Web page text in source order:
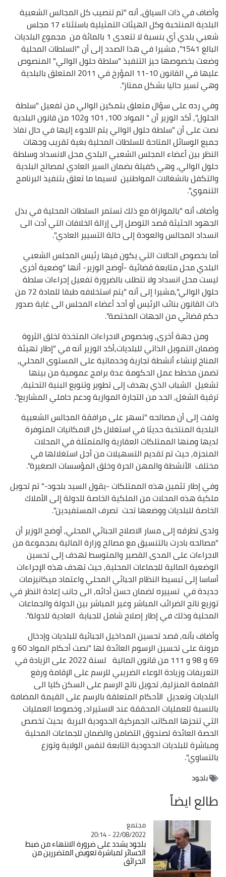
وأضاف في ذات السياق, أنه "تم تنصيب كل المجالس الشعبية
البلدية المنتخبة وكل الهيئات التمثيلية باستثناء 17 مجلس
شعبي بلدي أي بنسبة لا تتعدى 1 بالمائة من مجموع البلديات
البالغ 1541", مشيرا في هذا الصدد إلى أن "السلطات المحلية
وضعت بخصوصها حيز التنفيذ "سلطة حلول الوالي" المنصوص
عليها في القانون 10-11 المؤرخ في 2011 المتعلق بالبلدية
وهي تسير حاليا بشكل ممتاز".
وفي رده على سؤال متعلق بتمكين الوالي من تفعيل "سلطة
الحلول", أكد الوزير أن " المواد 100, 101 و102 من قانون البلدية
نصت على أن "سلطة حلول الوالي يتم اللجوء إليها في حال نفاذ
جميع الوسائل المتاحة للسلطات المحلية بغية تقريب وجهات
النظر بين أعضاء المجلس الشعبي البلدي محل الانسداد وسلطة
حلول الوالي, وهي كفيلة بضمان السير العادي لمصالح البلدية
والتكفل بانشغالات المواطنين لاسيما ما تعلق بتنفيذ البرنامج
التنموي".
وأضاف أنه "بالموازاة مع ذلك تستمر السلطات المحلية في بذل
الجهود الحثيثة قصد التوصل إلى إزالة الخلافات التي أدت الى
انسداد المجالس والعودة إلى حالة التسيير العادي".
أما بخصوص الحالات التي يكون فيها رئيس المجلس الشعبي
البلدي محل متابعة قضائية -أوضح الوزير- أنها "وضعية أخرى
ليست محل انسداد ولا تتطلب بالضرورة تفعيل إجراءات سلطة
حلول الوالي",مشيرا إلى أنه "يتم استخلافه طبقا للمادة 72 من
ذات القانون بنائب الرئيس أو أحد أعضاء المجلس الى غاية صدور
حكم قضائي من الجهات المختصة".
ومن جهة أخرى, وبخصوص الاجراءات المتخذة لخلق الثروة
وضمان التمويل الذاتي للبلديات,أكد الوزير أنه في "إطار تهيئة
المناخ لإنشاء أنشطة تجارية وخدماتية على المستوى المحلي,
تضمن مخطط عمل الحكومة عدة برامج عمومية من بينها
تشغيل الشباب الذي يهدف إلى تطوير وتنويع البنية التحتية,
ترقية الشغل, الحد من التجارة الموازية ودعم حاملي المشاريع".
ولفت إلى أن مصالحه "تسهر على مرافقة المجالس الشعبية
البلدية المنتخبة حديثا في استغلال كل الامكانيات المتوفرة
لديها ومنها الممتلكات العقارية والمتمثلة في المحلات
المنجزة, حيث تم تقديم التسهيلات من أجل استغلالها في
مختلف الأنشطة والمهن الحرة وخلق المؤسسات الصغيرة".
وفي إطار تثمين هذه الممتلكات -يقول السيد بلجود-" تم تحويل
ملكية هذه المحلات من الملكية الخاصة للدولة إلى الأملاك
الخاصة للبلديات ووضعها تحت تصرف المستفيدين".
ولدى تطرقه إلى مسار الاصلاح الجبائي المحلي, أوضح الوزير أن
"مصالحه بادرت بالتنسيق مع مصالح وزارة المالية بمجموعة من
الاجراءات على المدى القصير والمتوسط تهدف إلى تحسين
الوضعية المالية للجماعات المحلية, حيث تهدف هذه الإجراءات
أساسا إلى تبسيط النظام الجبائي المحلي واعتماد ميكانيزمات
جديدة في تسييره لضمان حسن أدائه, الى جانب إعادة النظر في
توزيع ناتج الضرائب المباشر وغير المباشر بين الدولة والجماعات
المحلية وذلك في إطار إصلاح شامل للجباية العادية للدولة".
وأضاف بأنه, قصد تحسين المداخيل الجبائية للبلديات وإدخال
مرونة على تحسين الرسوم العائدة لها "نصت أحكام المواد 60 و
69 و 98 و 111 من قانون المالية لسنة 2022 على الزيادة في
التعريفات وزيادة الوعاء الضريبي للرسم على الإقامة ورفع
القمامة المنزلية, تحويل ناتج الرسم على السكن كليا الى
البلديات وتعديل الأحكام المتعلقة بالرسم على القيمة المضافة
بالنسبة للعمليات المحققة عند الاستيراد, وخصوصا العمليات
التي تنجزها المكاتب الجمركية الحدودية البرية بحيث تخصص
الحصة العائدة لصندوق التضامن والضمان للجماعات المحلية
ومباشرة للبلديات الحدودية التابعة لنفس الولاية وتوزع
بالتساوي".
بلجود
طالع ايضاً
Catégorie
مجتمع
22/08/2022 - 20:14
بلجود يشدد على ضرورة الانتهاء من ضبط
الخسائر لمباشرة تعويض المتضررين من
الحرائق